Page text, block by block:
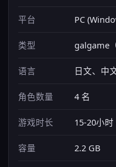
平台 PC
类型 galgame
语言 日文、中
角色数量 4 名
游戏时长 15-20小时
容量 2.2 GB